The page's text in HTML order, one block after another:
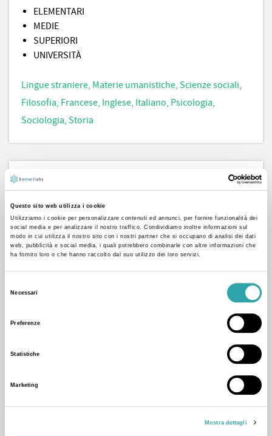
Questo sito web utilizza i cookie
Utilizziamo i cookie per personalizzare contenuti ed annunci, per fornire funzionalità dei
social media e per analizzare il nostro traffico. Condividiamo inoltre informazioni sul
modo in cui utilizza il nostro sito con i nostri partner che si occupano di analisi dei dati
web, pubblicità e social media, i quali potrebbero combinarle con altre informazioni che
ha fornito loro o che hanno raccolto dal suo utilizzo dei loro servizi.
Necessari
Preferenze
Statistiche
Marketing
Mostra dettagli
ELEMENTARI
MEDIE
SUPERIORI
UNIVERSITÀ
Lingue straniere, Materie umanistiche, Scienze sociali,
Filosofia, Francese, Inglese, Italiano, Psicologia,
Sociologia, Storia
Biografia
Università degli studi di Cassino
Scienze della comunicazione
Sono laureata con master in Bisogni Educativi Speciali,
ho esperienza pluriennale con alunni di elementari
apprendimento e in lingua straniera, avendo lavorato
presso privati e case famiglia. Sono empatica, paziente e
personalizzare insieme un piano di studi e di
apprendimento più funzionale alle esigenze personali.